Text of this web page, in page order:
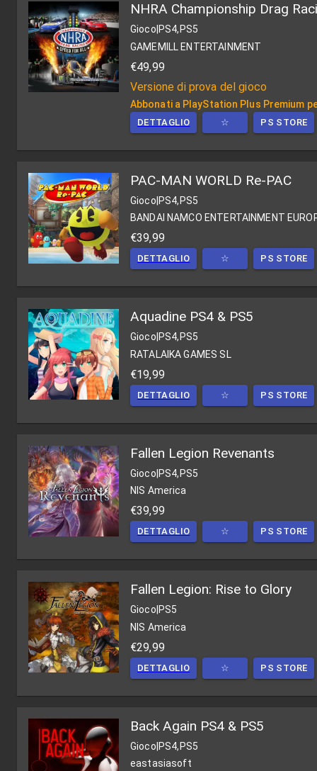
NHRA Championship Drag
Gioco PS4,PS5
GAMEMILL ENTERTAINMENT
€49,99
Versione di prova del gioco
Abbonati a PlayStation Plus Premium
DETTAGLIO ☆ PS STORE
PAC-MAN WORLD Re-PAC
Gioco|PS4,PS5
BANDAI NAMCO ENTERTAINMENT
€39,99
DETTAGLIO ☆ PS STORE
Aquadine PS4 & PS5
Gioco PS4,PS5
RATALAIKA GAMES SL
€19,99
DETTAGLIO ☆ PS STORE
Fallen Legion Revenants
Gioco|PS4,PS5
NIS America
€39,99
DETTAGLIO ☆ PS STORE
Fallen Legion: Rise to Glory
Gioco PS5
NIS America
€29,99
DETTAGLIO ☆ PS STORE
Back Again PS4 & PS5
Gioco|PS4,PS5
eastasiasoft